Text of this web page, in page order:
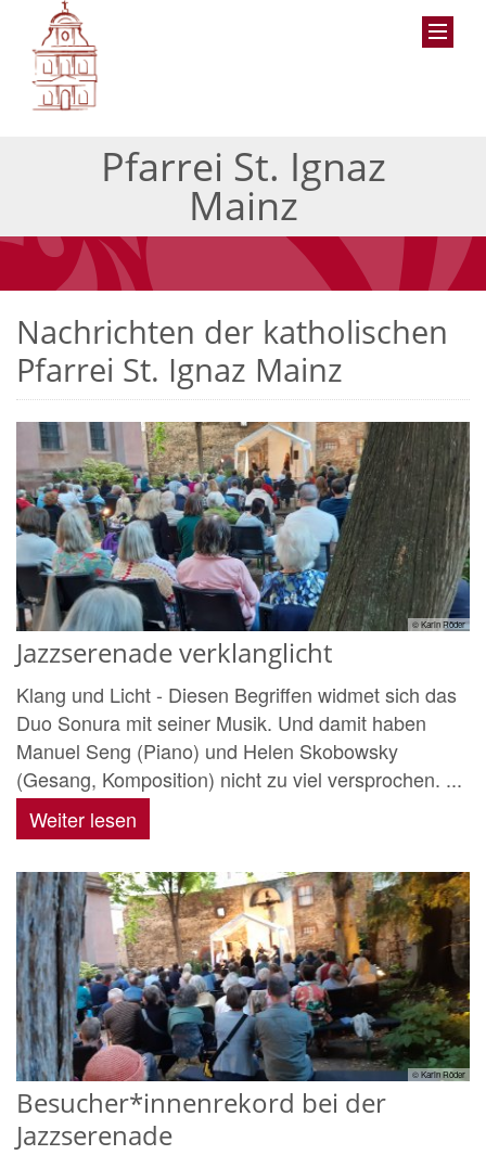
Pfarrei St. Ignaz
Mainz
Nachrichten der katholischen
Pfarrei St. Ignaz Mainz
© Karin Röder
Jazzserenade verklanglicht
Klang und Licht - Diesen Begriffen widmet sich das
Duo Sonura mit seiner Musik. Und damit haben
Manuel Seng (Piano) und Helen Skobowsky
(Gesang, Komposition) nicht zu viel versprochen. ...
Weiter lesen
© Karin Röder
Besucher*innenrekord bei der
Jazzserenade